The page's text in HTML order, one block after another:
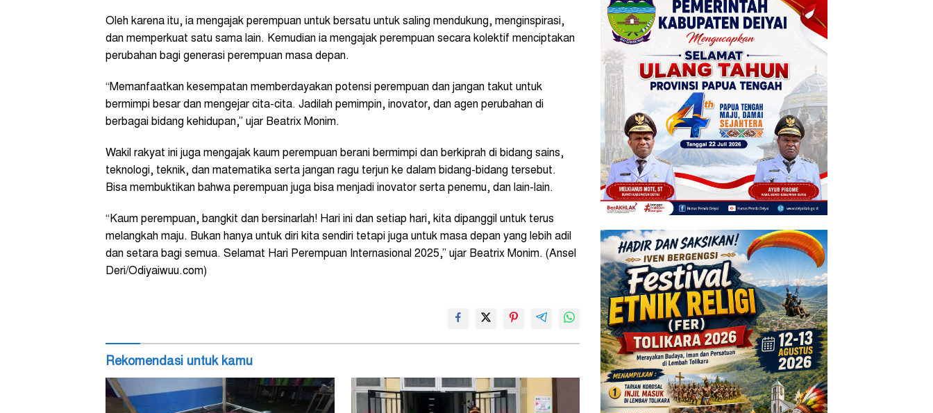
Oleh karena itu, ia mengajak perempuan untuk bersatu untuk saling mendukung, menginspirasi,
dan memperkuat satu sama lain. Kemudian ia mengajak perempuan secara kolektif menciptakan
perubahan bagi generasi perempuan masa depan.
“Memanfaatkan kesempatan memberdayakan potensi perempuan dan jangan takut untuk
bermimpi besar dan mengejar cita-cita. Jadilah pemimpin, inovator, dan agen perubahan di
berbagai bidang kehidupan,” ujar Beatrix Monim.
Wakil rakyat ini juga mengajak kaum perempuan berani bermimpi dan berkiprah di bidang sains,
teknologi, teknik, dan matematika serta jangan ragu terjun ke dalam bidang-bidang tersebut.
Bisa membuktikan bahwa perempuan juga bisa menjadi inovator serta penemu, dan lain-lain.
“Kaum perempuan, bangkit dan bersinarlah! Hari ini dan setiap hari, kita dipanggil untuk terus
melangkah maju. Bukan hanya untuk diri kita sendiri tetapi juga untuk masa depan yang lebih adil
dan setara bagi semua. Selamat Hari Perempuan Internasional 2025,” ujar Beatrix Monim. (Ansel
Deri/Odiyaiwuu.com)
Rekomendasi untuk kamu